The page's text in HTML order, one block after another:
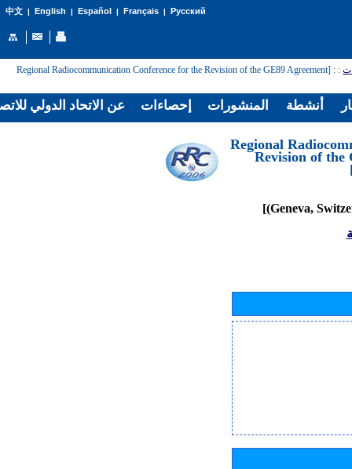
中文| English | Español | Français| Русский
:
: [Regional Radiocommunication Conference for the Revision of the GE89 Agreement
[Regional
Revision of the
عن الاتحاد الدولي إحصاءات المنشورات أنشطة